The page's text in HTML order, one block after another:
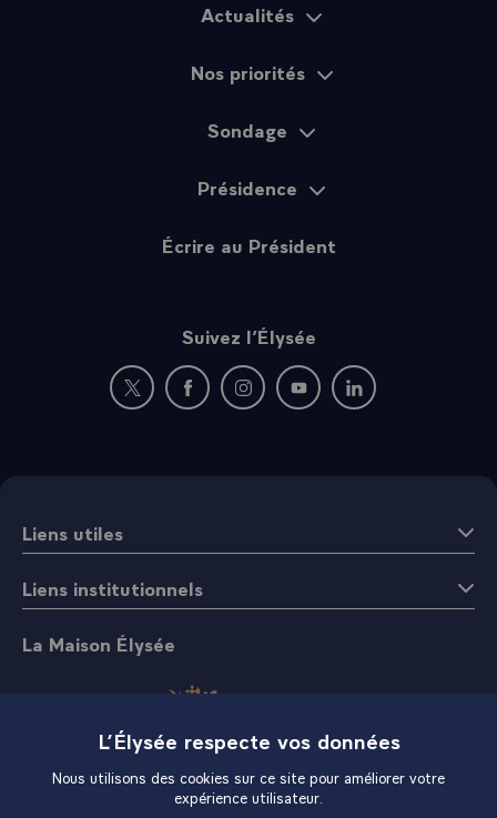
Actualités
Nos priorités
Sondage
Présidence
Écrire au Président
Suivez l’Élysée
Nouvelle fenêtre : rejoignez-nous sur Twitter
Nouvelle fenêtre : rejoignez-nous sur
Nouvelle fenêtre : rejoignez-nous
Nouvelle fenêtre :
Nouvelle fenêtre :
Liens utiles
Liens institutionnels
La Maison Élysée
L’Élysée respecte vos données
Nous utilisons des cookies sur ce site pour améliorer votre
expérience utilisateur.